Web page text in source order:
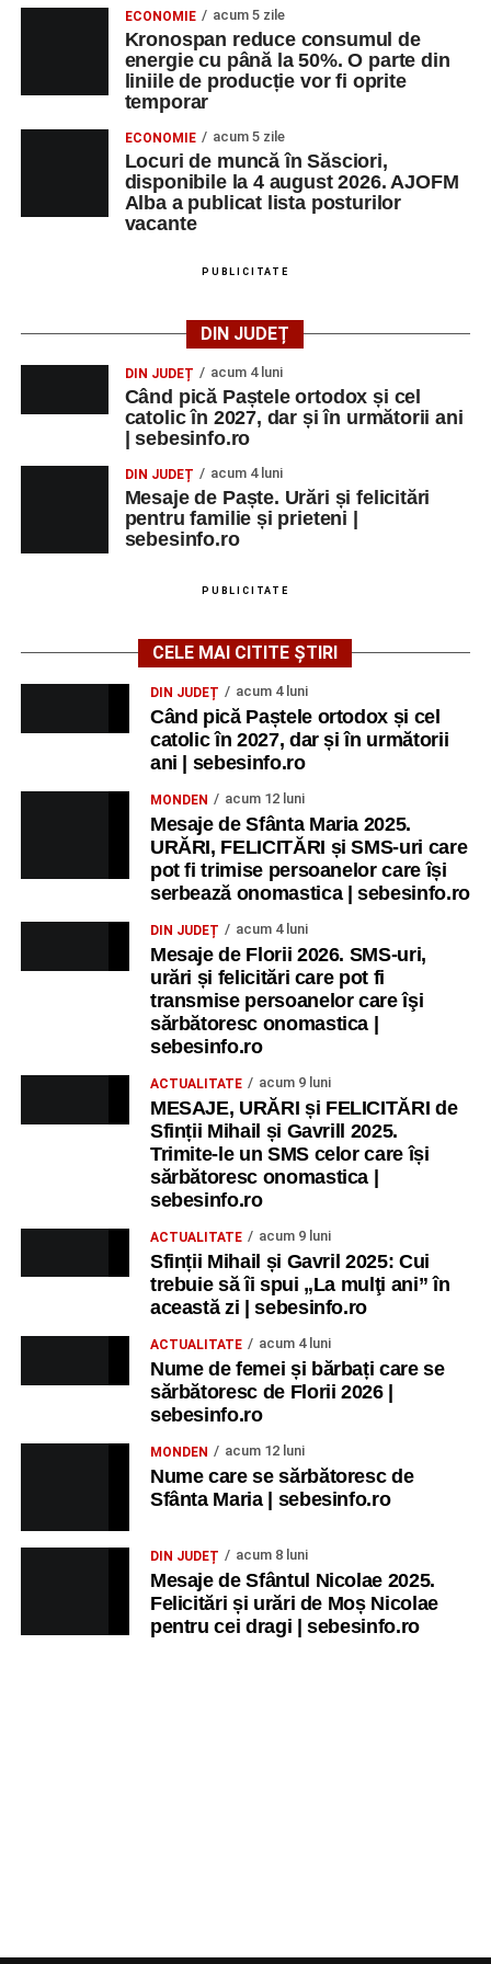
ECONOMIE acum 5 zile
Kronospan reduce consumul de
energie cu până la 50%. O parte din
liniile de producție vor fi oprite
temporar
ECONOMIE acum 5 zile
Locuri de muncă în Săsciori,
disponibile la 4 august 2026. AJOFM
Alba a publicat lista posturilor
vacante
PUBLICITATE
DIN JUDEȚ
DIN JUDEȚ acum 4 luni
Când pică Paștele ortodox și cel
catolic în 2027, dar și în următorii ani
| sebesinfo.ro
DIN JUDEȚ acum 4 luni
Mesaje de Paște. Urări și felicitări
pentru familie și prieteni |
sebesinfo.ro
PUBLICITATE
CELE MAI CITITE ȘTIRI
DIN JUDEȚ acum 4 luni
Când pică Paștele ortodox și cel
catolic în 2027, dar și în următorii
ani | sebesinfo.ro
MONDEN acum 12 luni
Mesaje de Sfânta Maria 2025.
URĂRI, FELICITĂRI și SMS-uri care
pot fi trimise persoanelor care își
serbează onomastica | sebesinfo.ro
DIN JUDEȚ acum 4 luni
Mesaje de Florii 2026. SMS-uri,
urări și felicitări care pot fi
transmise persoanelor care îşi
sărbătoresc onomastica |
sebesinfo.ro
ACTUALITATE acum 9 luni
MESAJE, URĂRI și FELICITĂRI de
Sfinții Mihail și Gavrill 2025.
Trimite-le un SMS celor care își
sărbătoresc onomastica |
sebesinfo.ro
ACTUALITATE acum 9 luni
Sfinții Mihail și Gavril 2025: Cui
trebuie să îi spui „La mulţi ani” în
această zi | sebesinfo.ro
ACTUALITATE acum 4 luni
Nume de femei și bărbați care se
sărbătoresc de Florii 2026 |
sebesinfo.ro
MONDEN acum 12 luni
Nume care se sărbătoresc de
Sfânta Maria | sebesinfo.ro
DIN JUDEȚ acum 8 luni
Mesaje de Sfântul Nicolae 2025.
Felicitări și urări de Moș Nicolae
pentru cei dragi | sebesinfo.ro